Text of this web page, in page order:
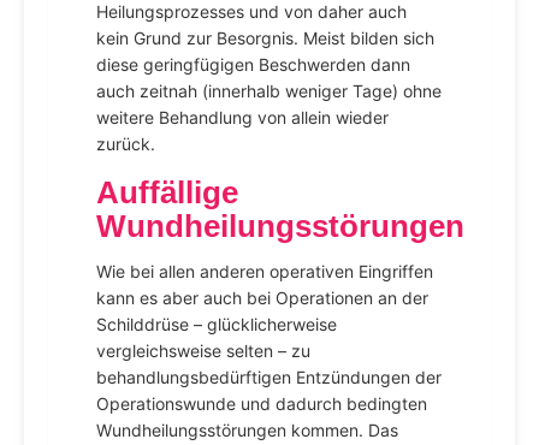
Heilungsprozesses und von daher auch
kein Grund zur Besorgnis. Meist bilden sich
diese geringfügigen Beschwerden dann
auch zeitnah (innerhalb weniger Tage) ohne
weitere Behandlung von allein wieder
zurück.
Auffällige
Wundheilungsstörungen
Wie bei allen anderen operativen Eingriffen
kann es aber auch bei Operationen an der
Schilddrüse – glücklicherweise
vergleichsweise selten – zu
behandlungsbedürftigen Entzündungen der
Operationswunde und dadurch bedingten
Wundheilungsstörungen kommen. Das